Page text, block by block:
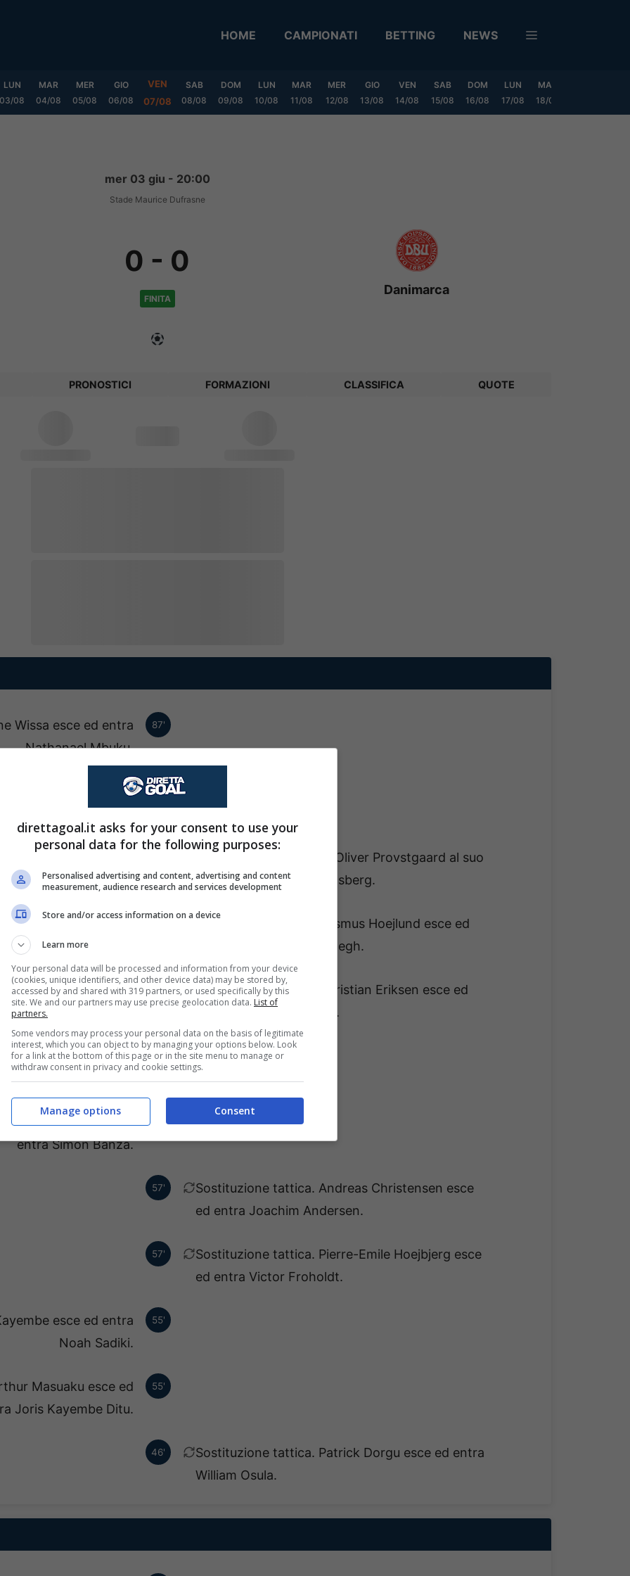
HOME CAMPIONATI BETTING NEWS
LUN
03/08
MAR
04/08
MER
05/08
GIO
06/08
VEN
07/08
SAB
08/08
DOM
09/08
LUN
10/08
MAR
11/08
MER
12/08
GIO
13/08
VEN
14/08
SAB
15/08
DOM
16/08
LUN
17/08
MAR
18/08
mer 03 giu - 20:00
Stade Maurice Dufrasne
0 - 0
FINITA
Danimarca
PRONOSTICI FORMAZIONI CLASSIFICA QUOTE
87'
Wissa esce ed entra
Nathanael Mbuku.
87'
Kalulu esce ed
Cambio. Infortunio per Oliver Provstgaard al suo
posto entra Lucas Hoegsberg.
Sostituzione tattica. Rasmus Hoejlund esce ed
entra Kasper Waarts Hoegh.
74'
Sostituzione tattica. Christian Eriksen esce ed
entra Albert Groenbaek.
70'
Ayel Mukau esce ed
entra Charles Pickel.
Bakambu esce ed
entra Simon Banza.
57'
Sostituzione tattica. Andreas Christensen esce
ed entra Joachim Andersen.
57'
Sostituzione tattica. Pierre-Emile Hoejbjerg esce
ed entra Victor Froholdt.
55'
esce ed entra
Noah Sadiki.
55'
Masuaku esce ed
Joris Kayembe Ditu.
46'
Sostituzione tattica. Patrick Dorgu esce ed entra
William Osula.
direttagoal.it asks for your consent to use your
personal data for the following purposes:
Personalised advertising and content, advertising and content
measurement, audience research and services development
Store and/or access information on a device
Learn more
Your personal data will be processed and information from your device
(cookies, unique identifiers, and other device data) may be stored by,
accessed by and shared with 319 partners, or used specifically by this
site. We and our partners may use precise geolocation data. List of
partners.
Some vendors may process your personal data on the basis of legitimate
interest, which you can object to by managing your options below. Look
for a link at the bottom of this page or in the site menu to manage or
withdraw consent in privacy and cookie settings.
Consent
Manage options